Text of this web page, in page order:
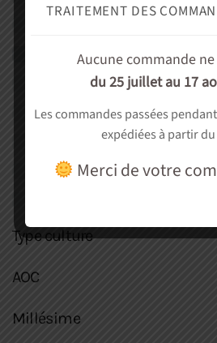
Effervescent(1)
Vins fortifiés, Liquoreux (0)
Spiritueux(0)
Soirée dégustation(0)
Type culture
AOC
Millésime
TRAITEMENT DES
Aucune commande
du 25 juillet au 17
Les commandes passées
expédiées à partir du
Merci de votre